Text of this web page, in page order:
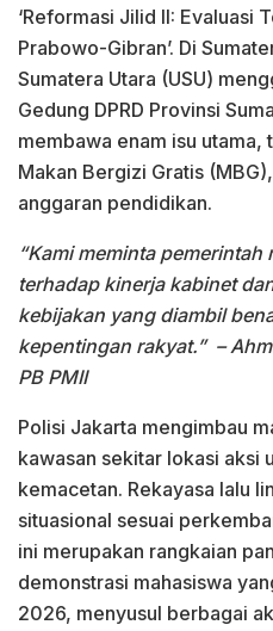
‘Reformasi Jilid II: Evaluasi
Prabowo-Gibran’. Di
Sumatera Utara (USU)
Gedung DPRD Provinsi
membawa enam isu
Makan Bergizi Gratis
anggaran pendidikan.
“Kami meminta
terhadap kinerja kabinet
kebijakan yang diambil
kepentingan rakyat.”–
PB PMII
Polisi Jakarta mengimbau
kawasan sekitar lokasi aksi
kemacetan. Rekayasa lalu
situasional sesuai
ini merupakan rangkaian
demonstrasi mahasiswa
2026, menyusul berbagai